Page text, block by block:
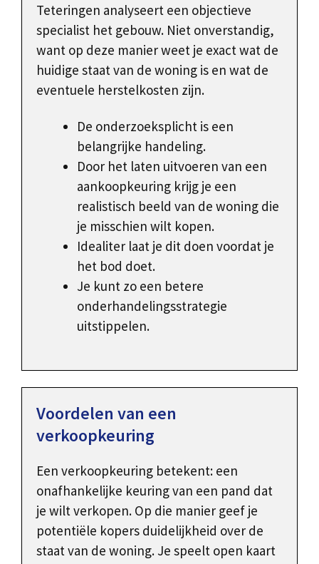
Teteringen analyseert een objectieve
specialist het gebouw. Niet onverstandig,
want op deze manier weet je exact wat de
huidige staat van de woning is en wat de
eventuele herstelkosten zijn.
De onderzoeksplicht is een
belangrijke handeling.
Door het laten uitvoeren van een
aankoopkeuring krijg je een
realistisch beeld van de woning die
je misschien wilt kopen.
Idealiter laat je dit doen voordat je
het bod doet.
Je kunt zo een betere
onderhandelingsstrategie
uitstippelen.
Voordelen van een
verkoopkeuring
Een verkoopkeuring betekent: een
onafhankelijke keuring van een pand dat
je wilt verkopen. Op die manier geef je
potentiële kopers duidelijkheid over de
staat van de woning. Je speelt open kaart